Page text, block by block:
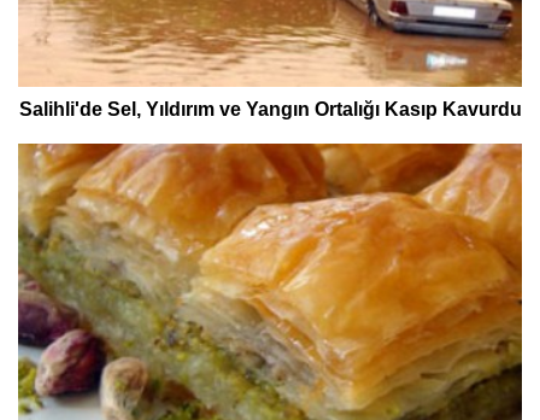
Salihli'de Sel, Yıldırım ve Yangın Ortalığı Kasıp Kavurdu